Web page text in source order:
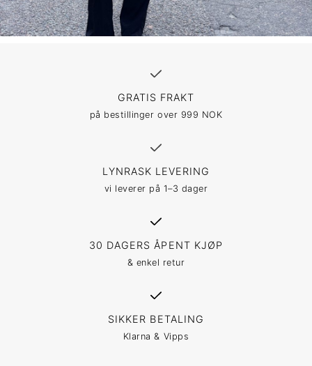
GRATIS FRAKT
på bestillinger over 999 NOK
LYNRASK LEVERING
vi leverer på 1–3 dager
30 DAGERS ÅPENT KJØP
& enkel retur
SIKKER BETALING
Klarna & Vipps